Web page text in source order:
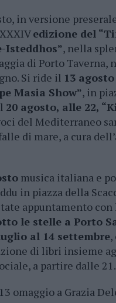
in versione
edizione del
Isteddhos”, nella
di Porto Taverna,
Si ride il 13
Masia Show”, in
20 agosto, alle 22,
del Mediterraneo
di mare, a cura
musica italiana e
in piazza della
appuntamento con
le stelle a Porto
al 14 settembre,
di libri insieme
a partire dalle 21.
omaggio a Grazia